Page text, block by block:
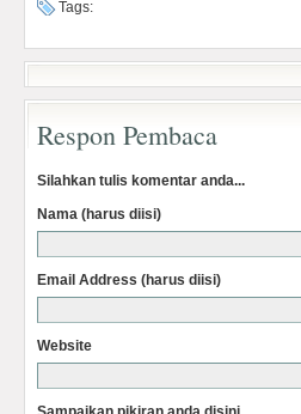
Tags:
Respon Pembaca
Silahkan tulis komentar anda...
Nama (harus diisi)
Email Address (harus diisi)
Website